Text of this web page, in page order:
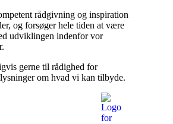
rådgivning og inspiration
og forsøger hele tiden at være
udviklingen indenfor vor
gerne til rådighed for
om hvad vi kan tilbyde.